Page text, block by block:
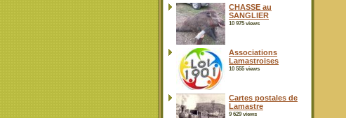
CHASSE au
SANGLIER
10 975 views
Associations
Lamastroises
10 555 views
Cartes postales de
Lamastre
9 629 views